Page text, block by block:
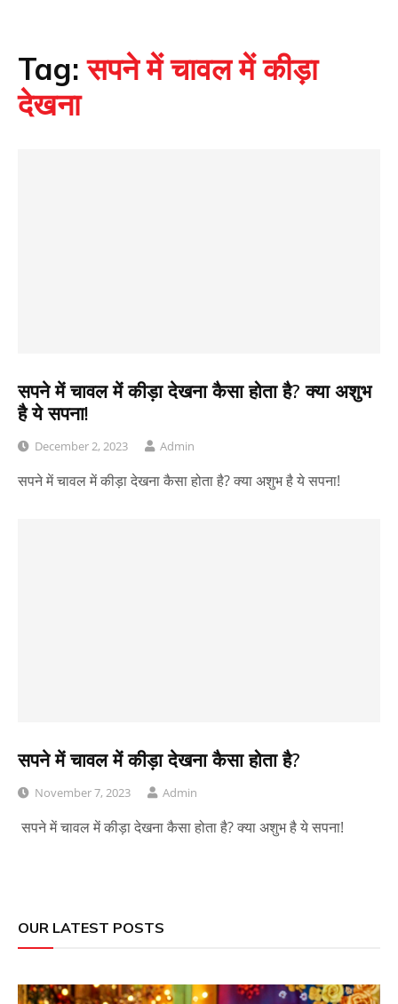
Tag:सपने में चावल में कीड़ा
देखना
सपने में चावल में कीड़ा देखना कैसा होता है? क्या अशुभ
है ये सपना!
December 2, 2023 Admin
सपने में चावल में कीड़ा देखना कैसा होता है? क्या अशुभ है ये सपना!
सपने में चावल में कीड़ा देखना कैसा होता है?
November 7, 2023 Admin
सपने में चावल में कीड़ा देखना कैसा होता है? क्या अशुभ है ये सपना!
OUR LATEST POSTS